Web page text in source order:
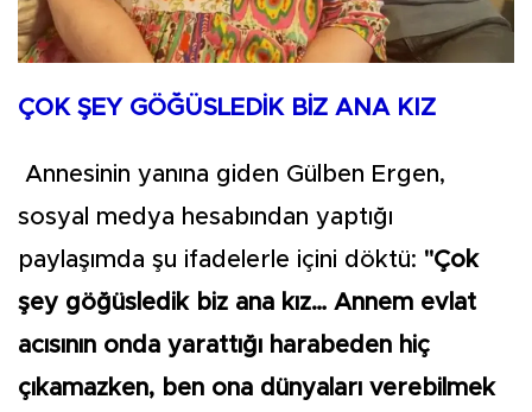
ÇOK ŞEY GÖĞÜSLEDİK BİZ ANA KIZ
Annesinin yanına giden Gülben Ergen,
sosyal medya hesabından yaptığı
paylaşımda şu ifadelerle içini döktü: "Çok
şey göğüsledik biz ana kız… Annem evlat
acısının onda yarattığı harabeden hiç
çıkamazken, ben ona dünyaları verebilmek